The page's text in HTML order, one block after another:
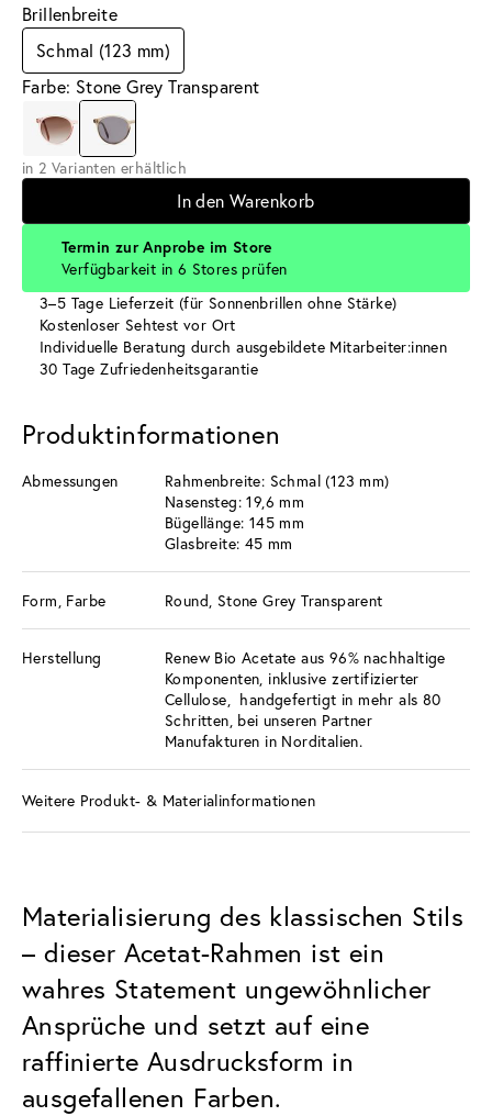
Brillenbreite
Schmal (123 mm)
Farbe: Stone Grey Transparent
in 2 Varianten erhältlich
In den Warenkorb
Termin zur Anprobe im Store
Verfügbarkeit in 6 Stores prüfen
3–5 Tage Lieferzeit (für Sonnenbrillen ohne Stärke)
Kostenloser Sehtest vor Ort
Individuelle Beratung durch ausgebildete Mitarbeiter:innen
30 Tage Zufriedenheitsgarantie
Produktinformationen
Abmessungen
Rahmenbreite: Schmal (123 mm)
Nasensteg: 19,6 mm
Bügellänge: 145 mm
Glasbreite: 45 mm
Form, Farbe Round, Stone Grey Transparent
Herstellung
Renew Bio Acetate aus 96% nachhaltige
Komponenten, inklusive zertifizierter
Cellulose, handgefertigt in mehr als 80
Schritten, bei unseren Partner
Manufakturen in Norditalien.
Weitere Produkt- & Materialinformationen
Materialisierung des klassischen Stils
– dieser Acetat-Rahmen ist ein
wahres Statement ungewöhnlicher
Ansprüche und setzt auf eine
raffinierte Ausdrucksform in
ausgefallenen Farben.